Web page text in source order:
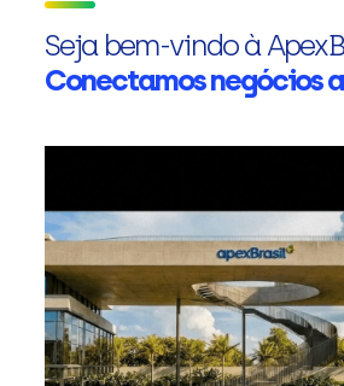
Seja bem-vindo à
Conectamos negócios